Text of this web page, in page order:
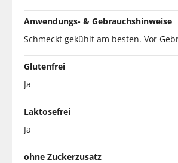
Anwendungs- & Gebrauchshinweise
Schmeckt gekühlt am besten. Vor
Glutenfrei
Ja
Laktosefrei
Ja
ohne Zuckerzusatz